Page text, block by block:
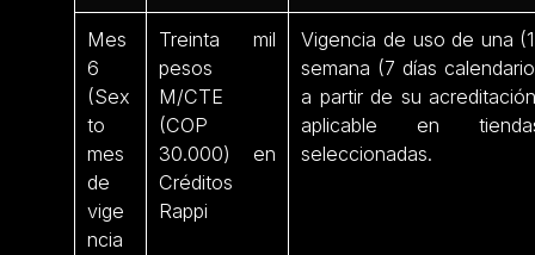
Mes
6
(Sex
to
mes
de
vige
ncia
Treinta mil
pesos
M/CTE
(COP
30.000) en
Créditos
Rappi
Vigencia de uso de una
semana (7 días
a partir de su
aplicable en
seleccionadas.